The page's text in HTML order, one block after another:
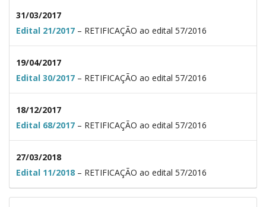
31/03/2017
Edital 21/2017– RETIFICAÇÃO ao edital 57/2016
19/04/2017
Edital 30/2017– RETIFICAÇÃO ao edital 57/2016
18/12/2017
Edital 68/2017– RETIFICAÇÃO ao edital 57/2016
27/03/2018
Edital 11/2018– RETIFICAÇÃO ao edital 57/2016